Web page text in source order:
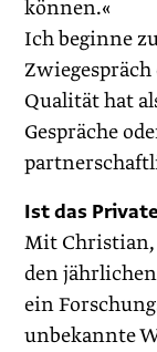
können.«
Ich beginne
Qualität hat
Gespräche
Ist das
Mit Christian,
den
ein
unbekannte